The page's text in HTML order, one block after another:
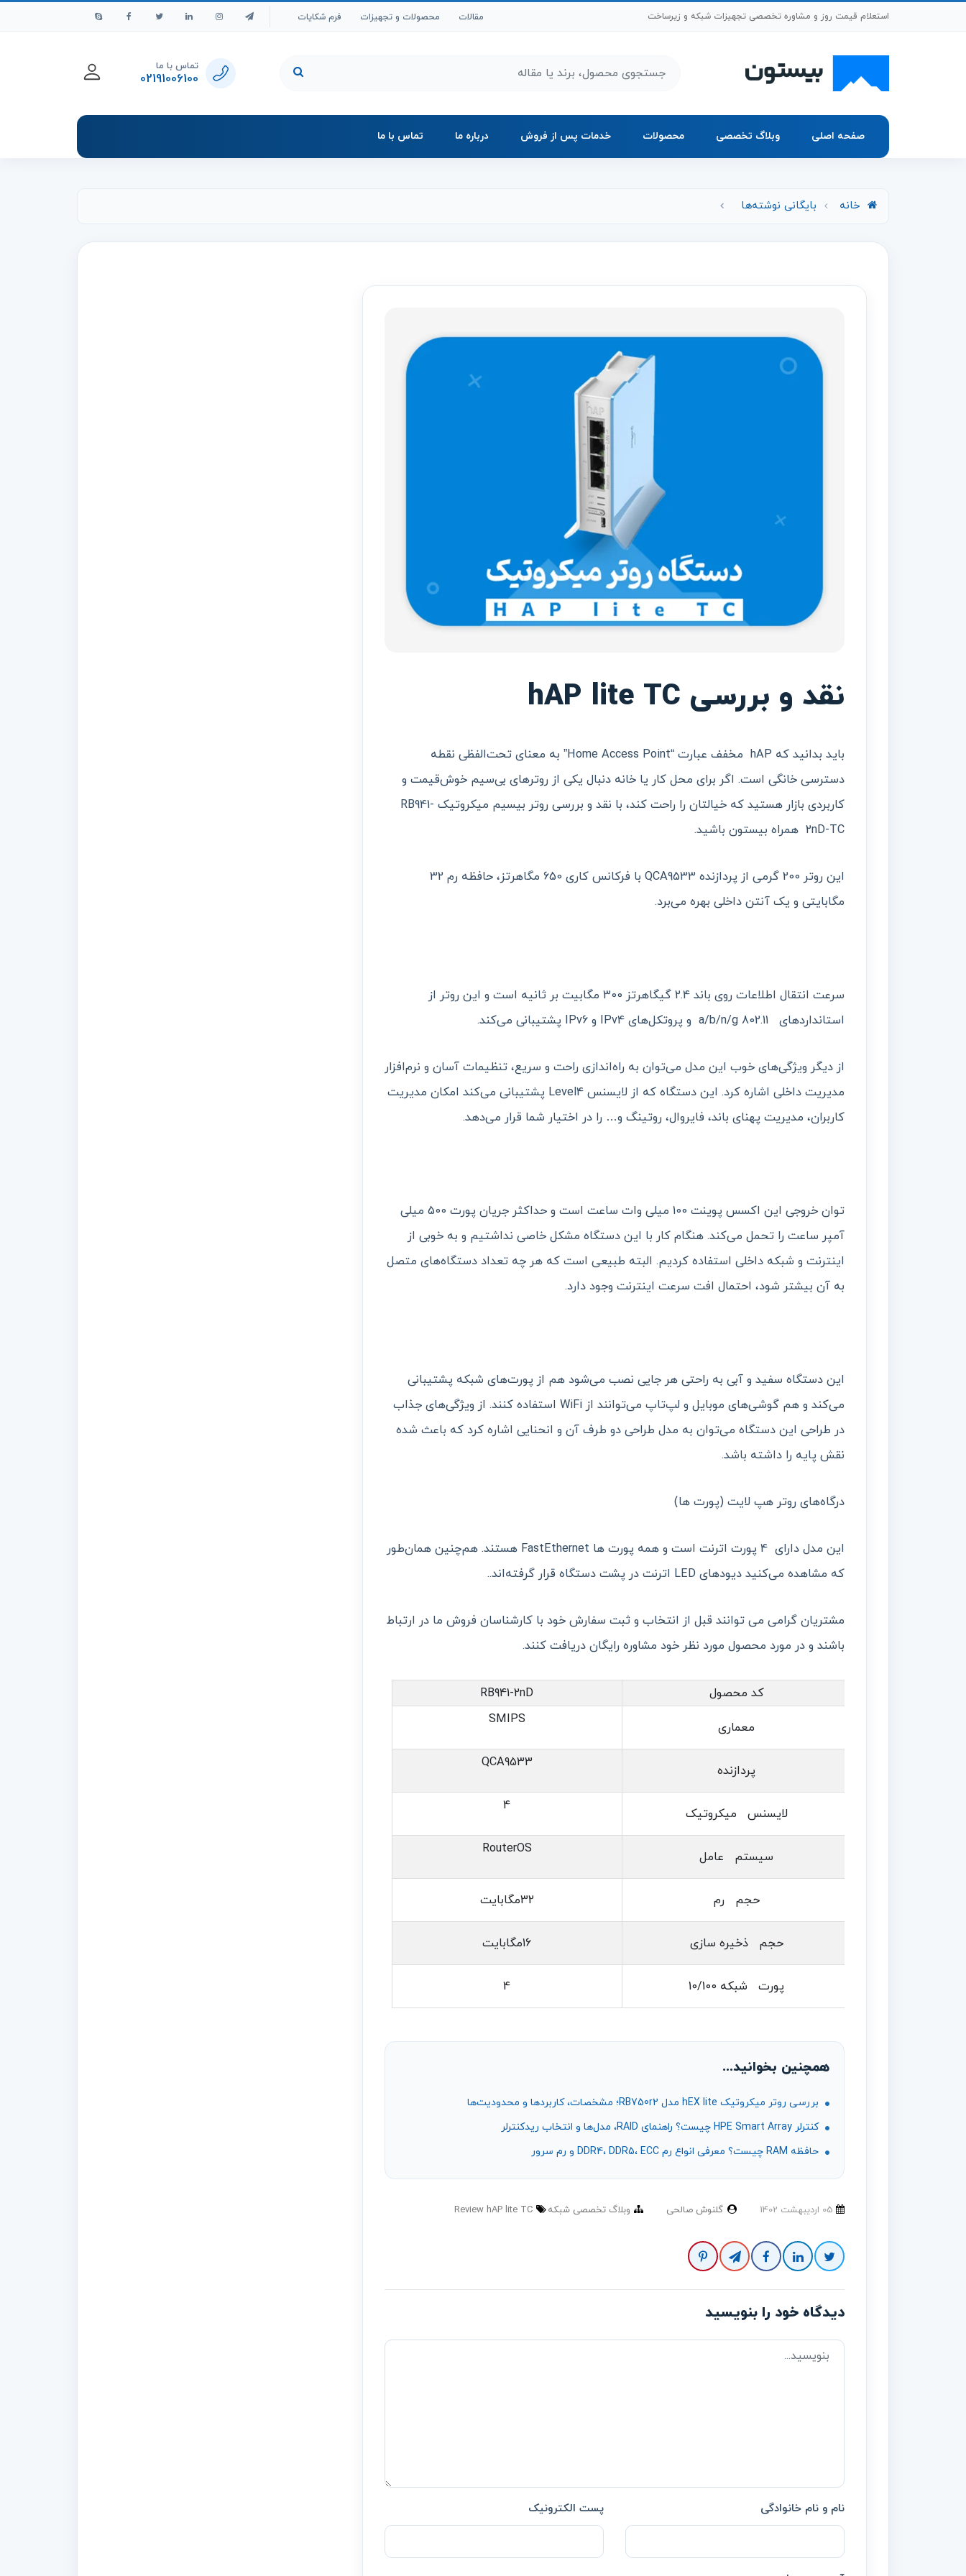
پرش به محتوای اصلیاستعلام قیمت روز و مشاوره تخصصی تجهیزات شبکه و زیرساخت مقالات محصولات و تجهیزات فرم شکایات
تماس با ما
02191006100
صفحه اصلی وبلاگ تخصصی محصولات خدمات پس از فروش درباره ما تماس با ما
خانه بایگانی نوشته‌ها
نقد و بررسی hAP lite TC
باید بدانید که hAP مخفف عبارت “Home Access Point” به معنای تحت‌الفظی نقطه
دسترسی خانگی است. اگر برای محل کار یا خانه دنبال یکی از روترهای بی‌سیم خوش‌قیمت و
کاربردی بازار هستید که خیالتان را راحت کند، با نقد و بررسی روتر بیسیم میکروتیک RB941-
2nD-TC همراه بیستون باشید.
این روتر 200 گرمی از پردازنده QCA9533 با فرکانس کاری 650 مگاهرتز، حافظه رم 32
مگابایتی و یک آنتن داخلی بهره می‌برد.
سرعت انتقال اطلاعات روی باند 2.4 گیگاهرتز 300 مگابیت بر ثانیه است و این روتر از
استانداردهای a/b/n/g 802.11 و پروتکل‌های IPv4 و IPv6 پشتیبانی می‌کند.
از دیگر ویژگی‌های خوب این مدل می‌توان به راه‌اندازی راحت و سریع، تنظیمات آسان و نرم‌افزار
مدیریت داخلی اشاره کرد. این دستگاه که از لایسنس Level4 پشتیبانی می‌کند امکان مدیریت
کاربران، مدیریت پهنای باند، فایروال، روتینگ و… را در اختیار شما قرار می‌دهد.
توان خروجی این اکسس پوینت 100 میلی وات ساعت است و حداکثر جریان پورت 500 میلی
آمپر ساعت را تحمل می‌کند. هنگام کار با این دستگاه مشکل خاصی نداشتیم و به خوبی از
اینترنت و شبکه داخلی استفاده کردیم. البته طبیعی است که هر چه تعداد دستگاه‌های متصل
به آن بیشتر شود، احتمال افت سرعت اینترنت وجود دارد.
این دستگاه سفید و آبی به راحتی هر جایی نصب می‌شود هم از پورت‌های شبکه پشتیبانی
می‌کند و هم گوشی‌های موبایل و لپ‌تاپ می‌توانند از WiFi استفاده کنند. از ویژگی‌های جذاب
در طراحی این دستگاه می‌توان به مدل طراحی دو طرف آن و انحنایی اشاره کرد که باعث شده
نقش پایه را داشته باشد.
درگاه‌های روتر هپ لایت (پورت ها)
این مدل دارای 4 پورت اترنت است و همه پورت ها FastEthernet هستند. هم‌چنین همان‌طور
که مشاهده می‌کنید دیودهای LED اترنت در پشت دستگاه قرار گرفته‌اند..
مشتریان گرامی می توانند قبل از انتخاب و ثبت سفارش خود با کارشناسان فروش ما در ارتباط
باشند و در مورد محصول مورد نظر خود مشاوره رایگان دریافت کنند.
کد محصول RB941-2nD
معماری
SMIPS
پردازنده
QCA9533
لایسنس میکروتیک
4
سیستم عامل
RouterOS
حجم رم 32مگابایت
حجم ذخیره سازی 16مگابایت
پورت شبکه 10/100 4
همچنین بخوانید...
بررسی روتر میکروتیک hEX lite مدل RB750r2؛ مشخصات، کاربردها و محدودیت‌ها
کنترلر HPE Smart Array چیست؟ راهنمای RAID، مدل‌ها و انتخاب ریدکنترلر
حافظه RAM چیست؟ معرفی انواع رم DDR4، DDR5، ECC و رم سرور
گلنوش صالحی وبلاگ تخصصی شبکه Review hAP lite TC
دیدگاه خود را بنویسید
نام و نام خانوادگی پست الکترونیک